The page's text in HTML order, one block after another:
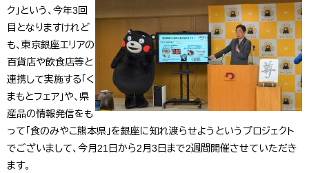
ク」という、今年3回
目となりますけれど
も、東京銀座エリアの
百貨店や飲食店等と
連携して実施する「く
まもとフェア」や、県
産品の情報発信をも
って「食のみやこ熊本県」を銀座に知れ渡らせようというプロジェクト
でございまして、今月21日から2月3日まで2週間開催させていただき
ます。